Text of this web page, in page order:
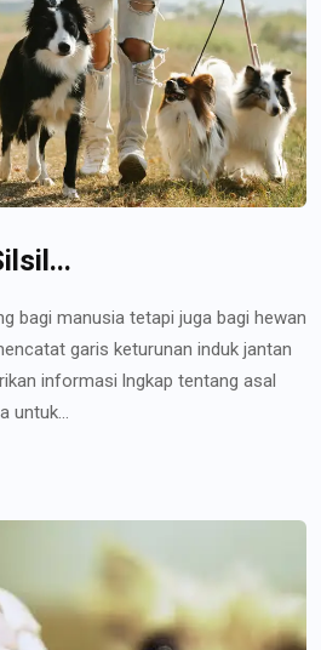
bagi manusia tetapi juga bagi hewan
garis keturunan induk jantan
informasi lngkap tentang asal
untuk...